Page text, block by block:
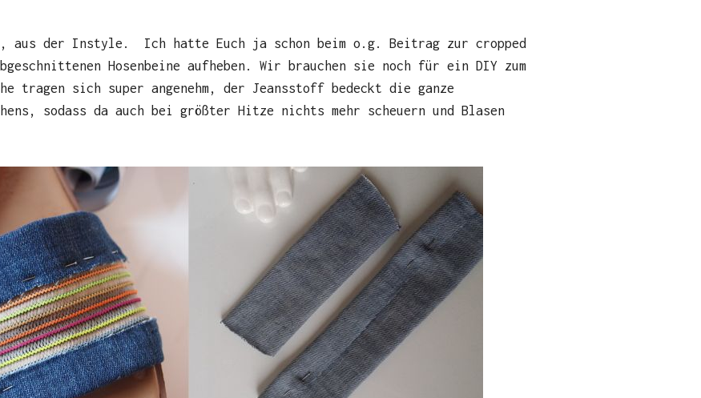
aus der Instyle. Ich hatte Euch ja schon beim o.g. Beitrag zur cropped
Hosenbeine aufheben. Wir brauchen sie noch für ein DIY zum
tragen sich super angenehm, der Jeansstoff bedeckt die ganze
sodass da auch bei größter Hitze nichts mehr scheuern und Blasen